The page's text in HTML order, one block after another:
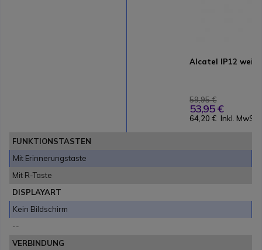
Alcatel IP12 weiß
59,95 €
53,95 €
64,20 € Inkl. MwSt.
FUNKTIONSTASTEN
Mit Erinnerungstaste
Mit R-Taste
DISPLAYART
Kein Bildschirm
--
VERBINDUNG